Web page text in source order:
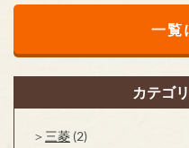
一覧
カテゴ
三菱 (2)